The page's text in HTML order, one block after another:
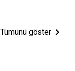
Tümünü göster